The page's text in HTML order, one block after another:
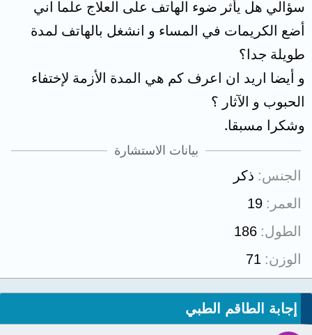
سؤالي هل يأثر ضوء الهاتف على العلاج علما اني
أضع الكريمات في المساء و انشغل بالهاتف لمدة
طويلة جدا؟
و أيضا اريد ان اعرف كم هي المدة الأزمة لإختفاء
الحبوب و الآثار ؟
وشكرا مسبقا.
بيانات الاستشارة
الجنس ذكر
العمر
19
الطول 186
الوزن 71
إجابة الطاقم الطبي